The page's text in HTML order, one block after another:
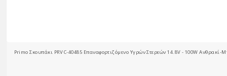
Primo Σκουπάκι PRVC-40485 Επαναφορτιζόμενο Υγρών Στερεών 14.8V - 100W Ανθρακί-